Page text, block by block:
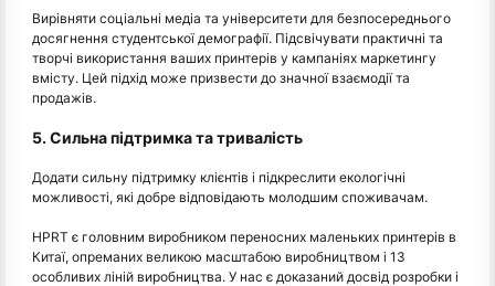
Вирівняти соціальні медіа та університети для безпосереднього
досягнення студентської демографії. Підсвічувати практичні та
творчі використання ваших принтерів у кампаніях маркетингу
вмісту. Цей підхід може призвести до значної взаємодії та
продажів.
5. Сильна підтримка та тривалість
Додати сильну підтримку клієнтів і підкреслити екологічні
можливості, які добре відповідають молодшим споживачам.
HPRT є головним виробником переносних маленьких принтерів в
Китаї, опреманих великою масштабою виробництвом і 13
особливих ліній виробництва. У нас є доказаний досвід розробки і